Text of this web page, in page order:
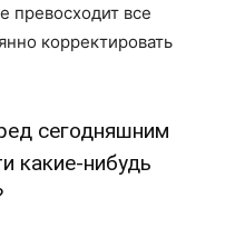
превосходит все
корректировать
сегодняшним
какие-нибудь